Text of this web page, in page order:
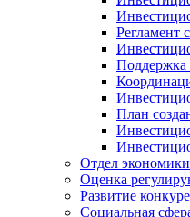
Регламент
Поддержка
План
Отдел экономики
Оценка
Развитие
Социальная